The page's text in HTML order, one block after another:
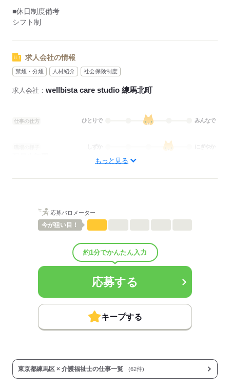
■休日制度備考
シフト制
求人会社の情報
禁煙・分煙 人材紹介 社会保険制度
求人会社： wellbista care studio 練馬北町
仕事の仕方 ひとりで みんなで
にぎやか
※加入保険は勤務日数に応じて変動（法定通り）
◆制服貸与
◆予防接種補助金制度
◆食事補助
■その他手当：
送迎業務兼務 時給 1,450円
▼給与詳細
処遇改善手当：200円/時
寸志あり：年2回（6月・12月）
※業績による
もっと見る
応募バロメーター
今が狙い目！
約1分でかんたん入力
応募する
キープする
東京都練馬区 × 介護福祉士の仕事一覧 (62件)